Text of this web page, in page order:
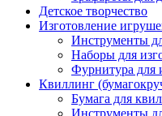
Детское творчество
Изготовление
Инструменты
Наборы для
Фурнитура для
Квиллинг
Бумага для
Инструменты